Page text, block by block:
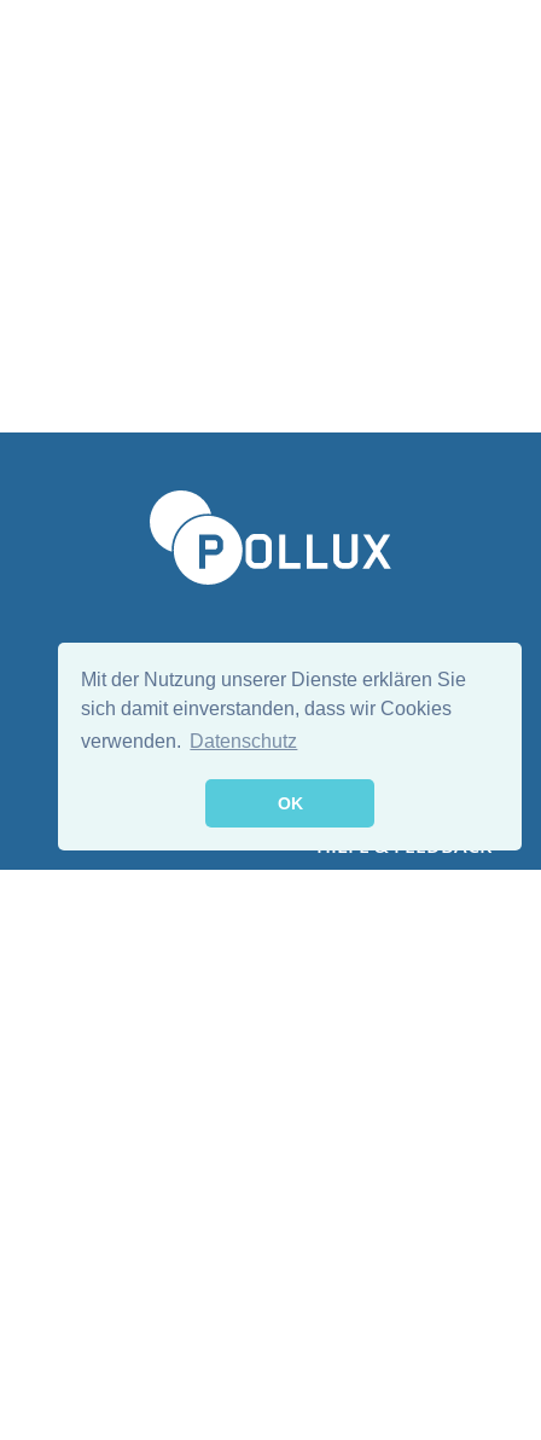
Mit der Nutzung unserer Dienste erklären Sie
sich damit einverstanden, dass wir Cookies
verwenden.
Datenschutz
OK
HILFE & FEEDBACK
EN